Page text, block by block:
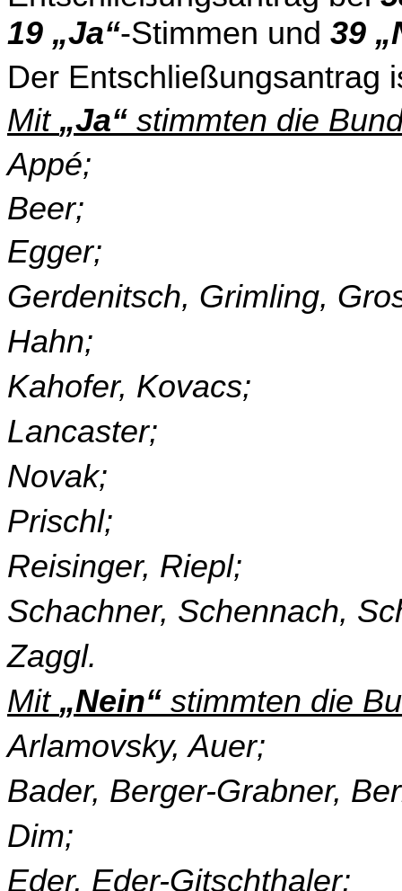
19 „Ja“-Stimmen und 39
Der Entschließungsantrag
Mit „Ja“ stimmten die
Appé;
Beer;
Egger;
Gerdenitsch, Grimling,
Hahn;
Kahofer, Kovacs;
Lancaster;
Novak;
Prischl;
Reisinger, Riepl;
Schachner, Schennach,
Zaggl.
Mit „Nein“ stimmten die
Arlamovsky, Auer;
Bader, Berger-Grabner,
Dim;
Eder, Eder-Gitschthaler;